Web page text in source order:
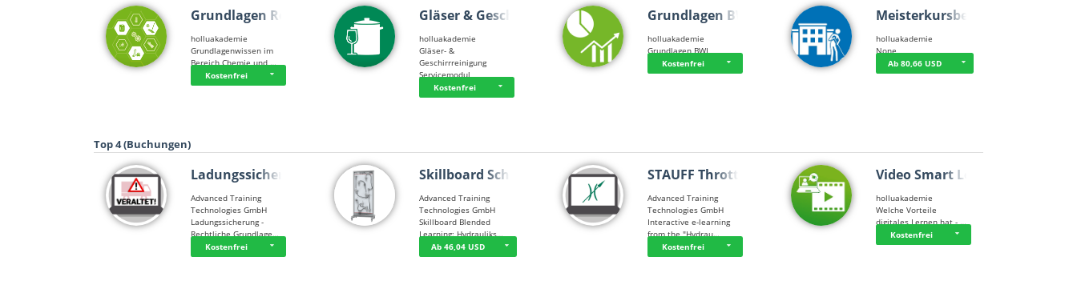
Grundlagen Rein…
holluakademie
Grundlagenwissen im
Bereich Chemie und …
Kostenfrei
Gläser & Geschi…
holluakademie
Gläser- &
Geschirrreinigung
Servicemodul
Kostenfrei
Grundlagen BWL
holluakademie
Grundlagen BWL
Kostenfrei
Meisterkursbegl…
holluakademie
None
Ab 80,66 USD
Top 4 (Buchungen)
Ladungssicherung
Advanced Training
Technologies GmbH
Ladungssicherung -
Rechtliche Grundlage…
Kostenfrei
Skillboard Schl…
Advanced Training
Technologies GmbH
Skillboard Blended
Learning: Hydrauliks…
Ab 46,04 USD
STAUFF Throttle…
Advanced Training
Technologies GmbH
Interactive e-learning
from the "Hydrau…
Kostenfrei
Video Smart Lea…
holluakademie
Welche Vorteile
digitales Lernen hat - …
Kostenfrei